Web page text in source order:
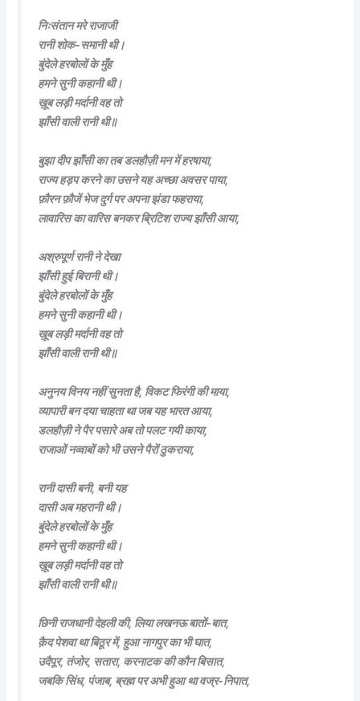
निःसंतान मरे राजाजी
रानी शोक-समानी थी।
बुंदेले हरबोलों के मुँह
हमने सुनी कहानी थी।
ख़ूब लड़ी मर्दानी वह तो
झाँसी वाली रानी थी॥
बुझा दीप झाँसी का तब डलहौज़ी मन में हरषाया,
राज्य हड़प करने का उसने यह अच्छा अवसर पाया,
फ़ौरन फ़ौजें भेज दुर्ग पर अपना झंडा फहराया,
लावारिस का वारिस बनकर ब्रिटिश राज्य झाँसी आया,
अश्रुपूर्ण रानी ने देखा
झाँसी हुई बिरानी थी।
बुंदेले हरबोलों के मुँह
हमने सुनी कहानी थी।
ख़ूब लड़ी मर्दानी वह तो
झाँसी वाली रानी थी॥
अनुनय विनय नहीं सुनता है, विकट फिरंगी की माया,
व्यापारी बन दया चाहता था जब यह भारत आया,
डलहौज़ी ने पैर पसारे अब तो पलट गयी काया,
राजाओं नव्वाबों को भी उसने पैरों ठुकराया,
रानी दासी बनी, बनी यह
दासी अब महरानी थी।
बुंदेले हरबोलों के मुँह
हमने सुनी कहानी थी।
ख़ूब लड़ी मर्दानी वह तो
झाँसी वाली रानी थी॥
छिनी राजधानी देहली की, लिया लखनऊ बातों-बात,
क़ैद पेशवा था बिठूर में, हुआ नागपुर का भी घात,
उदैपूर, तंजोर, सतारा, करनाटक की कौन बिसात,
जबकि सिंध, पंजाब, ब्रह्म पर अभी हुआ था वज्र-निपात,